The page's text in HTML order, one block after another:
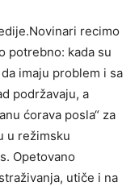
recimo
potrebno: kada su
imaju problem i sa
podržavaju, a
ćorava posla“ za
u režimsku
Opetovano
utiče i na